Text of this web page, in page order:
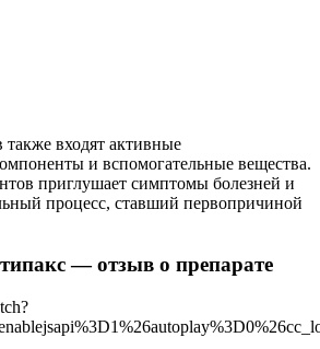
также входят активные
и вспомогательные вещества.
приглушает симптомы болезней и
процесс, ставший первопричиной
— отзыв о препарате